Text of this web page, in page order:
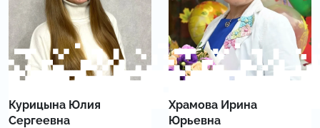
Курицына Юлия
Сергеевна
Храмова Ирина
Юрьевна